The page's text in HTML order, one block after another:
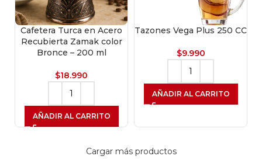
Cafetera Turca en Acero
Recubierta Zamak color
Bronce – 200 ml
$18.990
AÑADIR AL CARRITO
Tazones Vega Plus 250 CC
$9.990
AÑADIR AL CARRITO
Cargar más productos